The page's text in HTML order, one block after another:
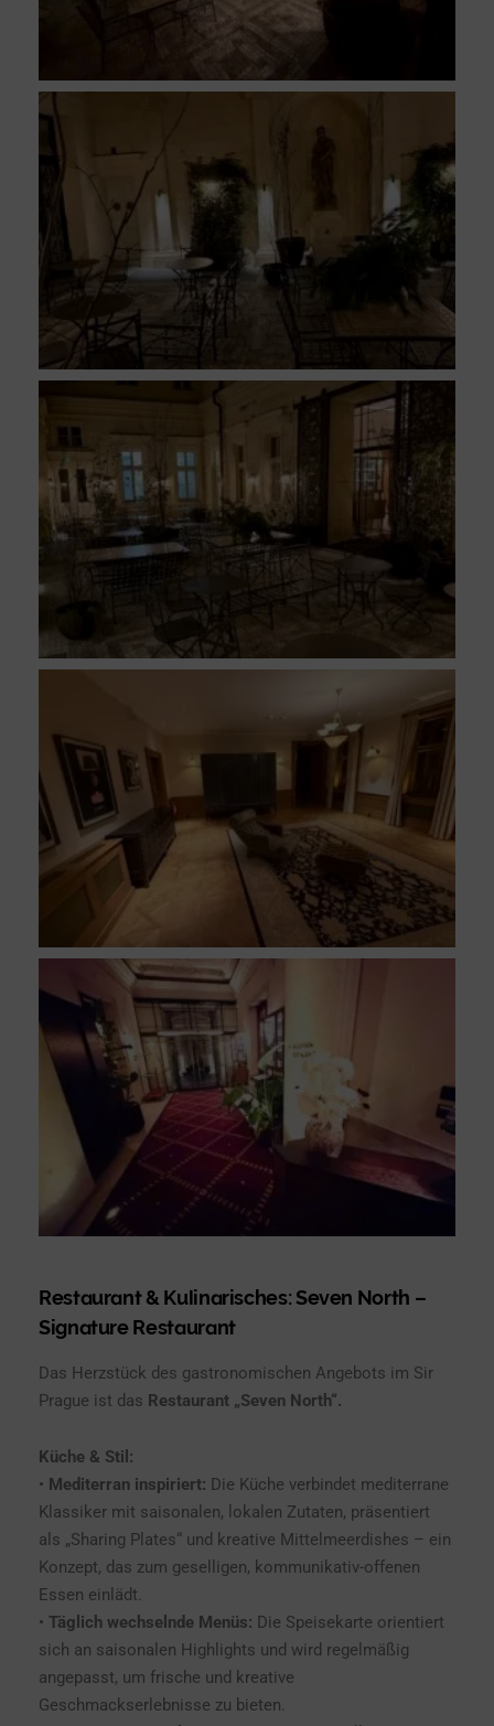
Restaurant & Kulinarisches:Seven North –
Signature Restaurant
Das Herzstück des gastronomischen Angebots im Sir
Prague ist das Restaurant „Seven North“.
Küche & Stil:
• Mediterran inspiriert: Die Küche verbindet mediterrane
Klassiker mit saisonalen, lokalen Zutaten, präsentiert
als „Sharing Plates“ und kreative Mittelmeerdishes – ein
Konzept, das zum geselligen, kommunikativ-offenen
Essen einlädt.
• Täglich wechselnde Menüs: Die Speisekarte orientiert
sich an saisonalen Highlights und wird regelmäßig
angepasst, um frische und kreative
Geschmackserlebnisse zu bieten.